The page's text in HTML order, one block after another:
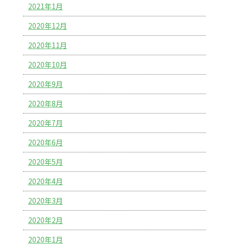
2021年1月
2020年12月
2020年11月
2020年10月
2020年9月
2020年8月
2020年7月
2020年6月
2020年5月
2020年4月
2020年3月
2020年2月
2020年1月